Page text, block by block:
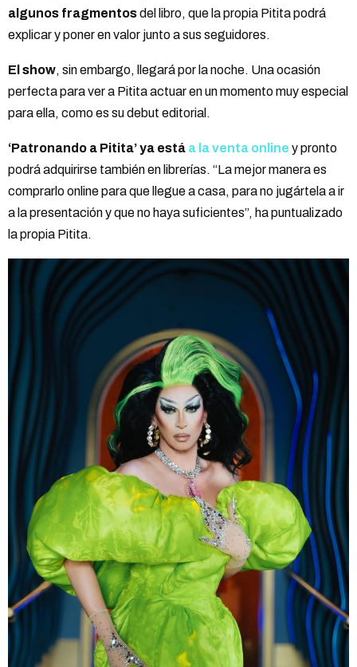
algunos fragmentosdel libro, que la propia Pitita podrá
explicar y poner en valor junto a sus seguidores.
El show, sin embargo, llegará por la noche. Una ocasión
perfecta para ver a Pitita actuar en un momento muy especial
para ella, como es su debut editorial.
‘Patronando a Pitita’ ya está a la venta online y pronto
podrá adquirirse también en librerías. “La mejor manera es
comprarlo online para que llegue a casa, para no jugártela a ir
a la presentación y que no haya suficientes”, ha puntualizado
la propia Pitita.